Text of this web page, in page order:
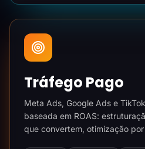
Tráfego Pago
Meta Ads, Google Ads e
baseada em ROAS:
que convertem, otimização